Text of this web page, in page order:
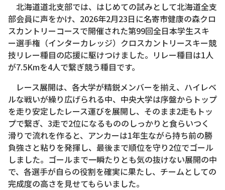
北海道道北支部では、はじめての試みとして北海道全支
部会員に声をかけ、2026年2月23日に名寄市健康の森クロ
スカントリーコースで開催された第99回全日本学生スキ
ー選手権（インターカレッジ）クロスカントリースキー競
技リレー種目の応援に駆けつけました。リレー種目は1人
が7.5Kmを4人で繋ぎ競う種目です。
レース展開は、各大学が精鋭メンバーを揃え、ハイレベ
ルな戦いが繰り広げられる中、中央大学は序盤からトップ
を走り安定したレース運びを展開し、そのまま2走もトッ
プで繋ぎ、3走で2位になるもののしっかりと食らいつく
滑りで流れを作ると、アンカーは1年生ながら持ち前の勝
負強さと粘りを発揮し、最後まで順位を守り2位でゴール
しました。ゴールまで一瞬たりとも気の抜けない展開の中
で、各選手が自らの役割を確実に果たし、チームとしての
完成度の高さを見せてもらいました。